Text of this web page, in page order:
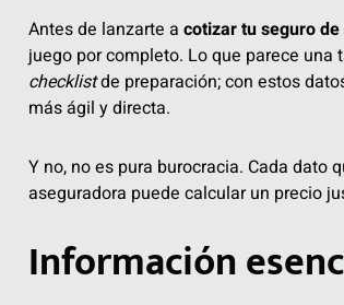
Antes de lanzarte a cotizar tu seguro de
juego por completo. Lo que parece
checklistde preparación; con estos
más ágil y directa.
Y no, no es pura burocracia. Cada dato
aseguradora puede calcular un precio
Información